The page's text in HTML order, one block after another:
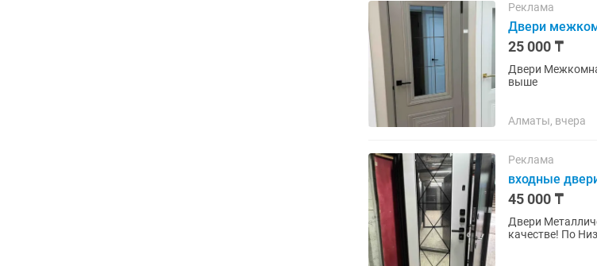
Реклама
Двери
25 000 ₸
Двери Межкомнатные Оптом И розницу В широком ассортименте
выше
Алматы, вчера
Реклама
входные
45 000 ₸
Двери
качестве! По